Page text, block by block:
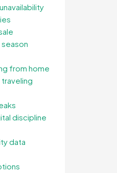
from home
discipline
data